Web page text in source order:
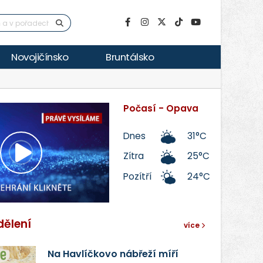
Novojičínsko Bruntálsko
Přehrát
video
Počasí - Opava
Dnes
31°C
Zítra
25°C
Pozítří
24°C
více
Na Havlíčkovo nábřeží míří